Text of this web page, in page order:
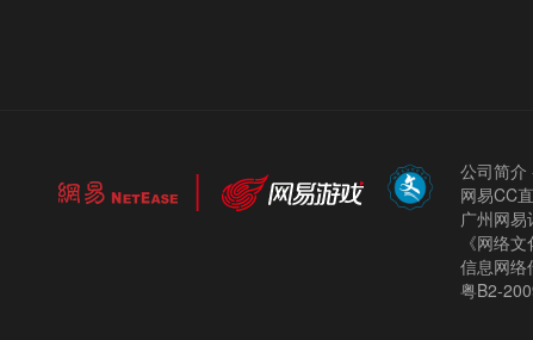
公司简介
网易CC
广州网
《网络
信息网络
粤B2-